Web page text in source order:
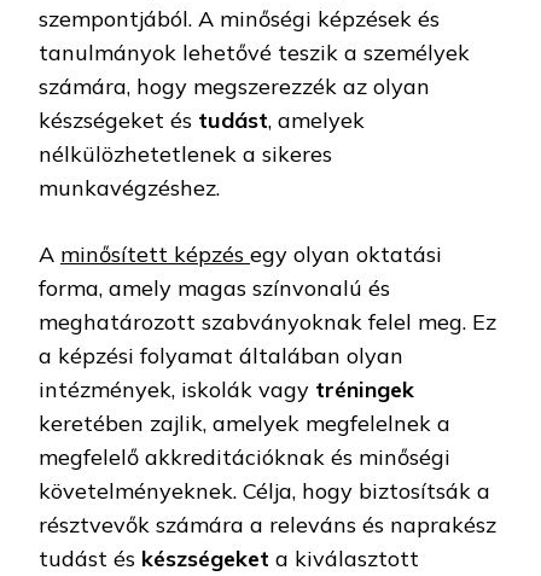
szempontjából. A minőségi képzések és
tanulmányok lehetővé teszik a személyek
számára, hogy megszerezzék az olyan
készségeket és tudást, amelyek
nélkülözhetetlenek a sikeres
munkavégzéshez.
A minősített képzés egy olyan oktatási
forma, amely magas színvonalú és
meghatározott szabványoknak felel meg. Ez
a képzési folyamat általában olyan
intézmények, iskolák vagy tréningek
keretében zajlik, amelyek megfelelnek a
megfelelő akkreditációknak és minőségi
követelményeknek. Célja, hogy biztosítsák a
résztvevők számára a releváns és naprakész
tudást és készségeket a kiválasztott